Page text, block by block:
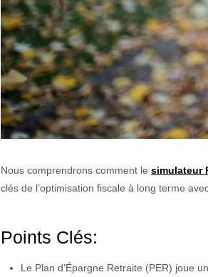
Nous comprendrons comment le simulateur
clés de l’optimisation fiscale à long terme
Points Clés:
Le Plan d’Épargne Retraite (PER) joue